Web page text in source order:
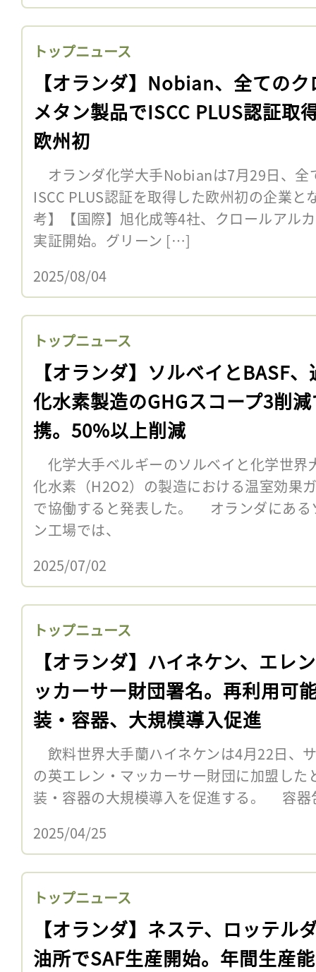
トップニュース
【オランダ】Nobian、全てのク
メタン製品でISCC PLUS認証取
欧州初
オランダ化学大手Nobianは7月29日、全
ISCC PLUS認証を取得した欧州初の企業と
考】【国際】旭化成等4社、クロールアル
実証開始。グリーン […]
2025/08/04
トップニュース
【オランダ】ソルベイとBASF
化水素製造のGHGスコープ3削
携。50%以上削減
化学大手ベルギーのソルベイと化学世界
化水素（H2O2）の製造における温室効果
で協働すると発表した。 オランダにある
ン工場では、
2025/07/02
トップニュース
【オランダ】ハイネケン、エレ
ッカーサー財団署名。再利用可
装・容器、大規模導入促進
飲料世界大手蘭ハイネケンは4月22日、
の英エレン・マッカーサー財団に加盟し
装・容器の大規模導入を促進する。 容器
2025/04/25
トップニュース
【オランダ】ネステ、ロッテル
油所でSAF生産開始。年間生産